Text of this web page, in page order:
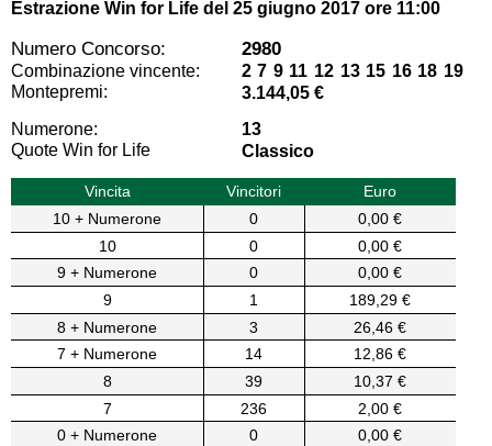
Estrazione Win for Life del 25 giugno 2017 ore 11:00
Numero Concorso: 2980
Combinazione vincente:
2 7 9 11 12 13 15 16 18 19
Montepremi:
3.144,05 €
Numerone:
13
Quote Win for Life
Classico
Vincita Vincitori
Euro
10 + Numerone
0
0,00 €
10
0
0,00 €
9 + Numerone
0
0,00 €
9
1
189,29 €
8 + Numerone
3
26,46 €
7 + Numerone
14
12,86 €
8
39
10,37 €
7
236
2,00 €
0 + Numerone
0
0,00 €